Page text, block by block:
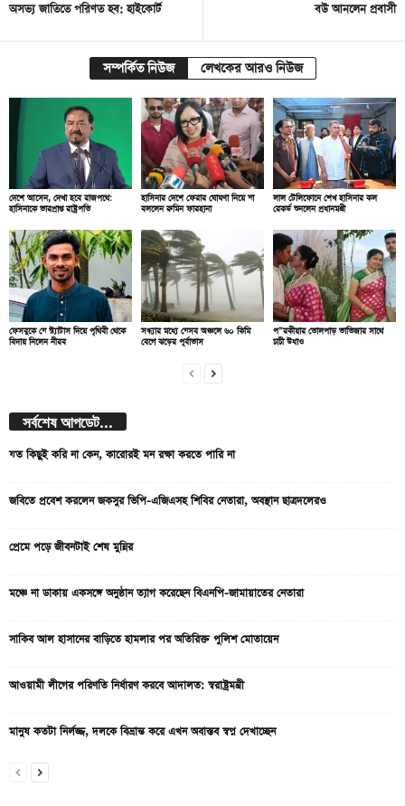
অসভ্য জাতিতে পরিণত হব: হাইকোর্ট
বউ আনলেন প্রবাসী
সম্পর্কিত নিউজ লেখকের আরও নিউজ
দেশে আসেন, দেখা হবে রাজপথে:
হাসিনাকে ভারপ্রাপ্ত রাষ্ট্রপতি
হাসিনার দেশে ফেরার ঘোষণা নিয়ে যা
বললেন রুমিন ফারহানা
লাল টেলিফোনে শেখ হাসিনার কল
রেকর্ড শুনলেন প্রধানমন্ত্রী
ফেসবুকে যে স্ট্যাটাস দিয়ে পৃথিবী থেকে
বিদায় নিলেন নীরব
সন্ধ্যার মধ্যে যেসব অঞ্চলে ৬০ কিমি
বেগে ঝড়ের পূর্বাভাস
প”রকীয়ার তোলপাড় ভাতিজার সাথে
চাচী উধাও
সর্বশেষ আপডেট...
যত কিছুই করি না কেন, কারোরই মন রক্ষা করতে পারি না
জবিতে প্রবেশ করলেন জকসুর ভিপি-এজিএসহ শিবির নেতারা, অবস্থান ছাত্রদলেরও
প্রেমে পড়ে জীবনটাই শেষ মুন্নির
মঞ্চে না ডাকায় একসঙ্গে অনুষ্ঠান ত্যাগ করেছেন বিএনপি-জামায়াতের নেতারা
সাকিব আল হাসানের বাড়িতে হামলার পর অতিরিক্ত পুলিশ মোতায়েন
আওয়ামী লীগের পরিণতি নির্ধারণ করবে আদালত: স্বরাষ্ট্রমন্ত্রী
মানুষ কতটা নির্লজ্জ, দলকে বিভ্রান্ত করে এখন অবাস্তব স্বপ্ন দেখাচ্ছেন